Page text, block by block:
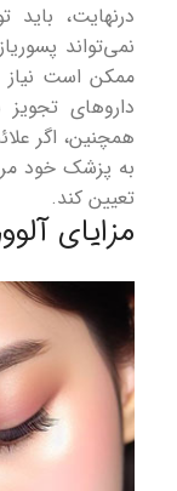
درنهایت،
نمی‌تواند
ممکن است نیاز
داروهای
همچنین، اگر
به پزشک خود
تعیین کند.
مزایای